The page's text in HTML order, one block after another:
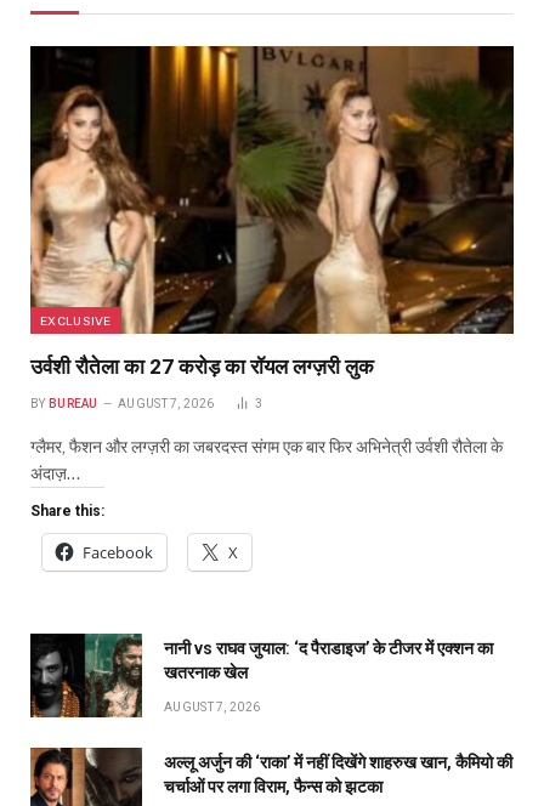
EXCLUSIVE
उर्वशी रौतेला का ₹27 करोड़ का रॉयल लग्ज़री लुक
BY BUREAU AUGUST 7, 2026 3
ग्लैमर, फैशन और लग्ज़री का जबरदस्त संगम एक बार फिर अभिनेत्री उर्वशी रौतेला के
अंदाज़…
Share this:
Facebook X
नानी vs राघव जुयाल: ‘द पैराडाइज’ के टीजर में एक्शन का
खतरनाक खेल
AUGUST 7, 2026
अल्लू अर्जुन की ‘राका’ में नहीं दिखेंगे शाहरुख खान, कैमियो की
चर्चाओं पर लगा विराम, फैन्स को झटका